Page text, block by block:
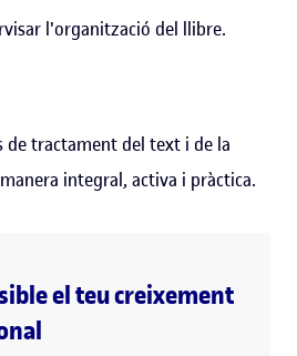
l'organització del llibre.
de tractament del text i de la
integral, activa i pràctica.
el teu creixement